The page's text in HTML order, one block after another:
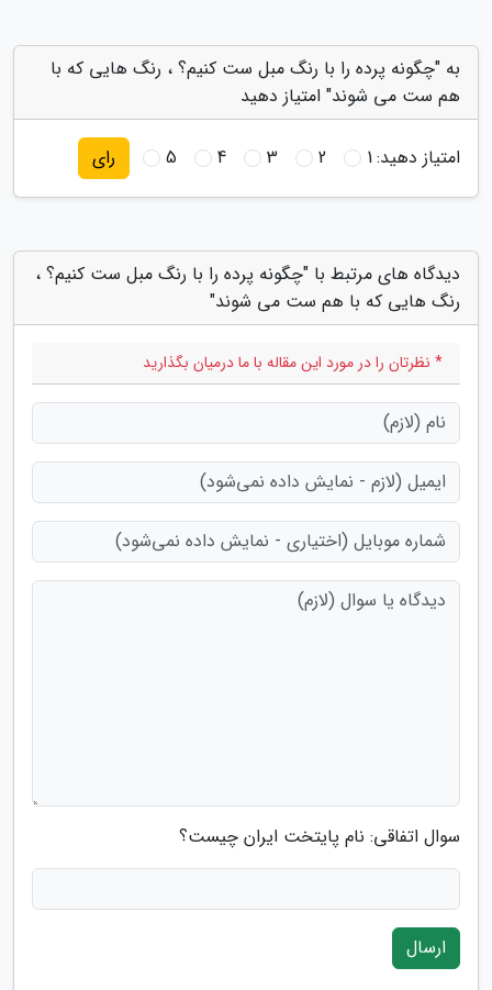
به "چگونه پرده را با رنگ مبل ست کنیم؟ ، رنگ هایی که با
هم ست می شوند" امتیاز دهید
امتیاز دهید:1
2
3
4
5 رای
دیدگاه های مرتبط با "چگونه پرده را با رنگ مبل ست کنیم؟ ،
رنگ هایی که با هم ست می شوند"
* نظرتان را در مورد این مقاله با ما درمیان بگذارید
سوال اتفاقی: نام پایتخت ایران چیست؟
ارسال